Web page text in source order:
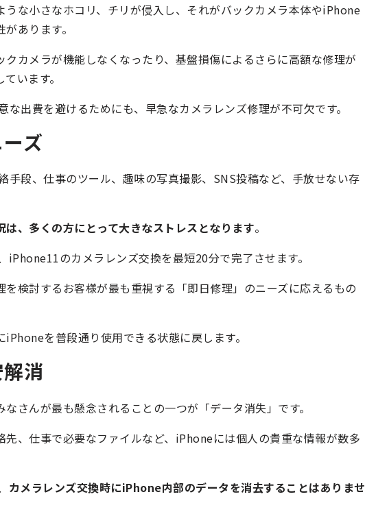
な小さなホコリ、チリが侵入し、それがバックカメラ本体やiPhone
あります。
カメラが機能しなくなったり、基盤損傷によるさらに高額な修理が
います。
出費を避けるためにも、早急なカメラレンズ修理が不可欠です。
ズ
手段、仕事のツール、趣味の写真撮影、SNS投稿など、手放せない存
は、多くの方にとって大きなストレスとなります。
iPhone11のカメラレンズ交換を最短20分で完了させます。
検討するお客様が最も重視する「即日修理」のニーズに応えるもの
を普段通り使用できる状態に戻します。
消
さんが最も懸念されることの一つが「データ消失」です。
、仕事で必要なファイルなど、iPhoneには個人の貴重な情報が数多
カメラレンズ交換時にiPhone内部のデータを消去することはありませ